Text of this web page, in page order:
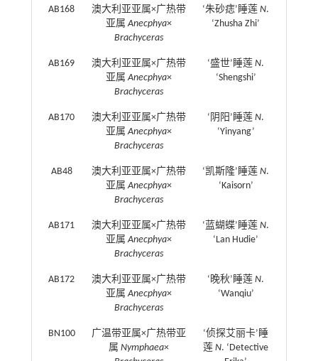
AB168
澳大利亚亚属×广热带
亚属Anecphya×
Brachyceras
‘朱砂痣’睡莲N.
‘Zhusha Zhi’
AB169
澳大利亚亚属×广热带
亚属Anecphya×
Brachyceras
‘盛世’睡莲N.
‘Shengshi’
AB170
澳大利亚亚属×广热带
亚属Anecphya×
Brachyceras
‘阴阳’睡莲N.
‘Yinyang’
AB48
澳大利亚亚属×广热带
亚属Anecphya×
Brachyceras
‘凯斯隆’睡莲N.
‘Kaisorn’
AB171
澳大利亚亚属×广热带
亚属Anecphya×
Brachyceras
‘蓝蝴蝶’睡莲N.
‘Lan Hudie’
AB172
澳大利亚亚属×广热带
亚属Anecphya×
Brachyceras
‘晚秋’睡莲N.
‘Wanqiu’
BN100
广温带亚属×广热带亚
属 Nymphaea×
‘侦探艾丽卡’睡
莲N. ‘Detective